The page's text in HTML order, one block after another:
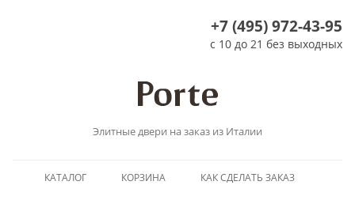
+7 (495) 972-43-95
с 10 до 21 без выходных
Элитные двери на заказ из Италии
КАТАЛОГ КОРЗИНА КАК СДЕЛАТЬ ЗАКАЗ